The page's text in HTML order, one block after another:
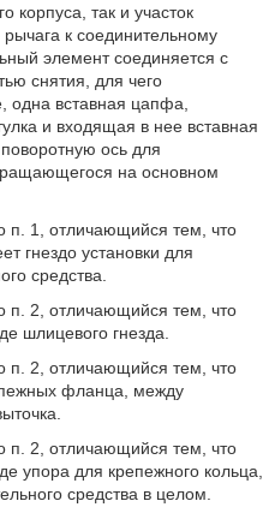
корпуса, так и участок
к соединительному
элемент соединяется с
снятия, для чего
одна вставная цапфа,
и входящая в нее вставная
ось для
на основном
п. 1, отличающийся тем, что
гнездо установки для
средства.
п. 2, отличающийся тем, что
шлицевого гнезда.
п. 2, отличающийся тем, что
фланца, между
п. 2, отличающийся тем, что
упора для крепежного кольца,
средства в целом.